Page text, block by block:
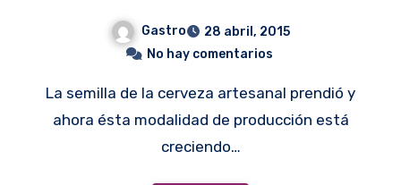
Gastro
28 abril, 2015
No hay comentarios
La semilla de la cerveza artesanal prendió y
ahora ésta modalidad de producción está
creciendo…